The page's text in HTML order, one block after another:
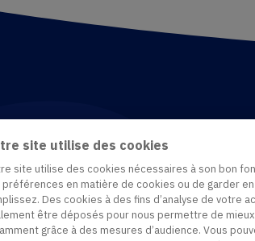
site utilise des cookies
site utilise des cookies nécessaires à son bon
préférences en matière de cookies ou de garder
Des cookies à des fins d’analyse de votre
être déposés pour nous permettre de
grâce à des mesures d’audience. Vous